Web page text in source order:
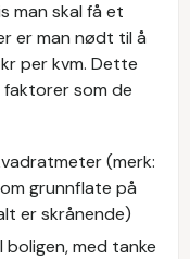
man skal få et
er man nødt til å
per kvm. Dette
som de
(merk:
grunnflate på
er skrånende)
med tanke